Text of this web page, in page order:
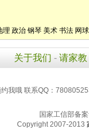
理 政治 钢琴 美术 书法 网球
关于我们 - 请家教
我哦 联系QQ：
国家工信部备
Copyright 2007-2013